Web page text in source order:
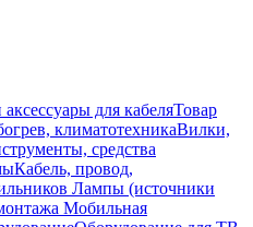
для кабеляТовар
климатотехникаВилки,
средства
Кабель, провод,
Лампы (источники
Мобильная